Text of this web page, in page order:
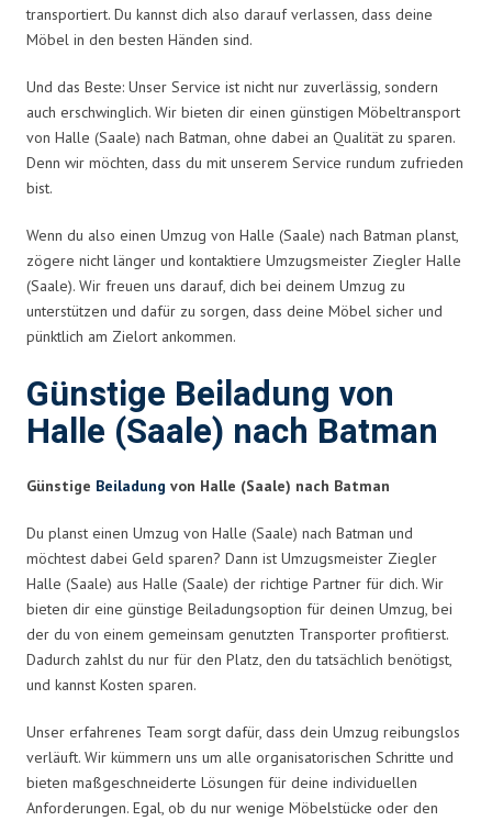
transportiert. Du kannst dich also darauf verlassen, dass deine
Möbel in den besten Händen sind.
Und das Beste: Unser Service ist nicht nur zuverlässig, sondern
auch erschwinglich. Wir bieten dir einen günstigen Möbeltransport
von Halle (Saale) nach Batman, ohne dabei an Qualität zu sparen.
Denn wir möchten, dass du mit unserem Service rundum zufrieden
bist.
Wenn du also einen Umzug von Halle (Saale) nach Batman planst,
zögere nicht länger und kontaktiere Umzugsmeister Ziegler Halle
(Saale). Wir freuen uns darauf, dich bei deinem Umzug zu
unterstützen und dafür zu sorgen, dass deine Möbel sicher und
pünktlich am Zielort ankommen.
Günstige Beiladung von
Halle (Saale) nach Batman
Günstige Beiladung von Halle (Saale) nach Batman
Du planst einen Umzug von Halle (Saale) nach Batman und
möchtest dabei Geld sparen? Dann ist Umzugsmeister Ziegler
Halle (Saale) aus Halle (Saale) der richtige Partner für dich. Wir
bieten dir eine günstige Beiladungsoption für deinen Umzug, bei
der du von einem gemeinsam genutzten Transporter profitierst.
Dadurch zahlst du nur für den Platz, den du tatsächlich benötigst,
und kannst Kosten sparen.
Unser erfahrenes Team sorgt dafür, dass dein Umzug reibungslos
verläuft. Wir kümmern uns um alle organisatorischen Schritte und
bieten maßgeschneiderte Lösungen für deine individuellen
Anforderungen. Egal, ob du nur wenige Möbelstücke oder den